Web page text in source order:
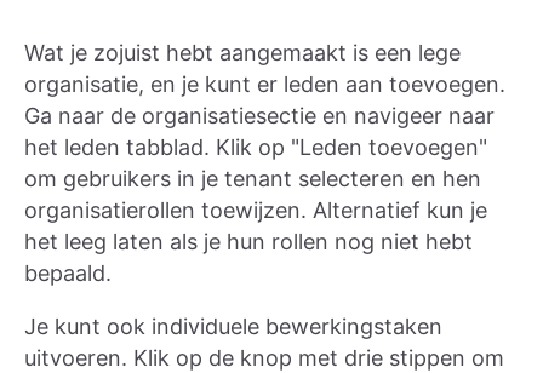
Wat je zojuist hebt aangemaakt is een lege
organisatie, en je kunt er leden aan toevoegen.
Ga naar de organisatiesectie en navigeer naar
het leden tabblad. Klik op "Leden toevoegen"
om gebruikers in je tenant selecteren en hen
organisatierollen toewijzen. Alternatief kun je
het leeg laten als je hun rollen nog niet hebt
bepaald.
Je kunt ook individuele bewerkingstaken
uitvoeren. Klik op de knop met drie stippen om